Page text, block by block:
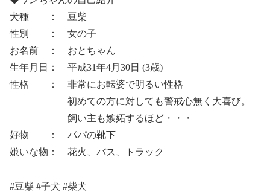
犬種 ： 豆柴
性別 ： 女の子
お名前 ： おとちゃん
生年月日： 平成31年4月30日 (3歳)
性格 ： 非常にお転婆で明るい性格
初めての方に対しても警戒心無く大喜び。
飼い主も嫉妬するほど・・・
好物 ： パパの靴下
嫌いな物： 花火、バス、トラック
#豆柴 #子犬 #柴犬